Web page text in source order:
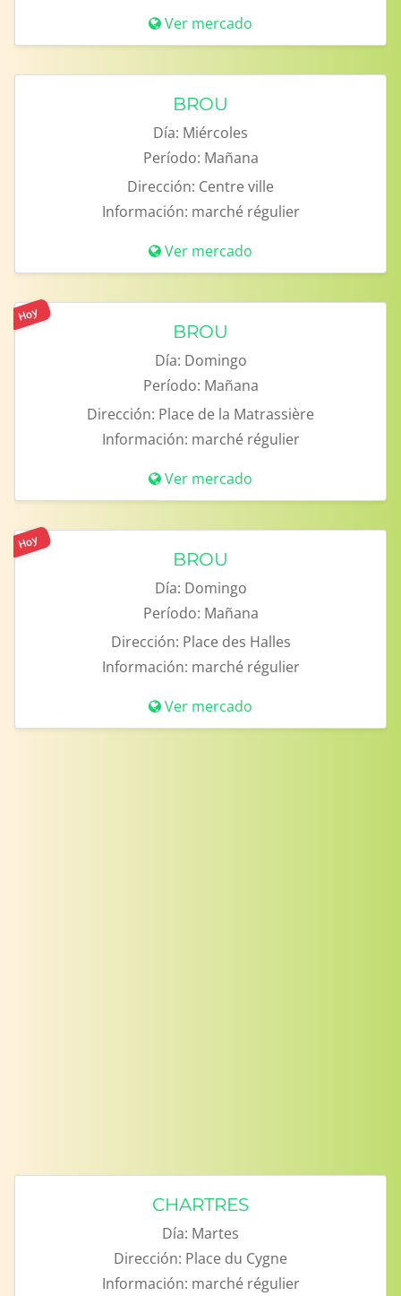
Ver mercado
BROU
Día: Miércoles
Período: Mañana
Dirección: Centre ville
Información: marché régulier
Ver mercado
Hoy
BROU
Día: Domingo
Período: Mañana
Dirección: Place de la Matrassière
Información: marché régulier
Ver mercado
Hoy
BROU
Día: Domingo
Período: Mañana
Dirección: Place des Halles
Información: marché régulier
Ver mercado
CHARTRES
Día: Martes
Dirección: Place du Cygne
Información: marché régulier